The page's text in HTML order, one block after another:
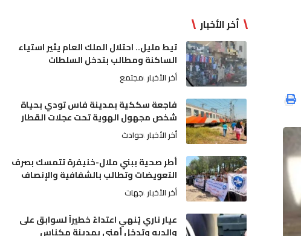
أخر الأخبار
تيط مليل.. احتلال الملك العام يثير استياء
الساكنة ومطالب بتدخل السلطات
أخر الأخبار مجتمع
فاجعة سككية بمدينة فاس تودي بحياة
شخص مجهول الهوية تحت عجلات القطار
أخر الأخبار حوادث
أطر صحية ببني ملال-خنيفرة تتمسك بصرف
التعويضات وتطالب بالشفافية والإنصاف
أخر الأخبار جهات
عيار ناري يُنهي اعتداءً خطيراً لسوابق على
والديه وتدخل أمني بمدينة مكناس